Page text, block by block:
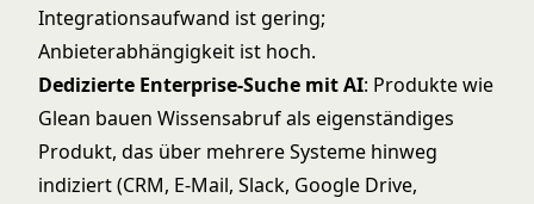
Integrationsaufwand ist gering;
Anbieterabhängigkeit ist hoch.
Dedizierte Enterprise-Suche mit AI: Produkte wie
Glean bauen Wissensabruf als eigenständiges
Produkt, das über mehrere Systeme hinweg
indiziert (CRM, E-Mail, Slack, Google Drive,